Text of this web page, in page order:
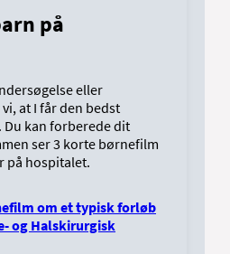
på
eller
at I får den bedst
Du kan forberede dit
ser 3 korte børnefilm
på hospitalet.
om et typisk forløb
og Halskirurgisk